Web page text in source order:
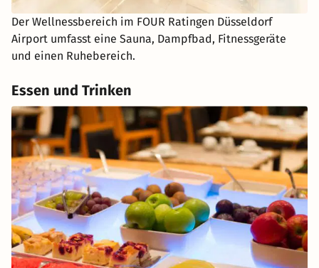
Der Wellnessbereich im FOUR Ratingen Düsseldorf
Airport umfasst eine Sauna, Dampfbad, Fitnessgeräte
und einen Ruhebereich.
Essen und Trinken